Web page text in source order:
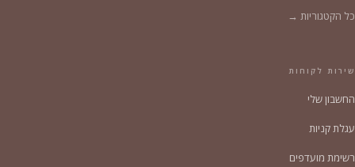
כל הקטגוריות →
שירות לקוחות
החשבון שלי
עגלת קניות
רשימת מועדפים